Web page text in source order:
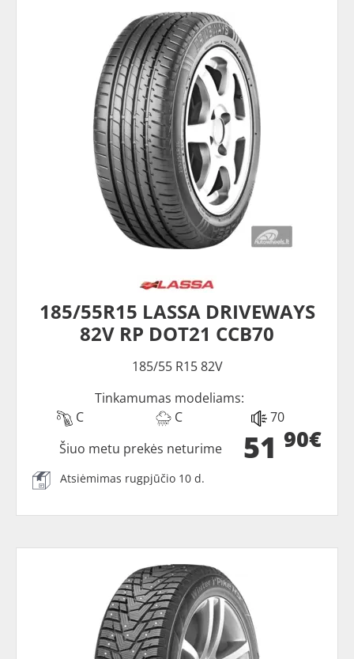
185/55R15 LASSA DRIVEWAYS
82V RP DOT21 CCB70
185/55 R15 82V
Tinkamumas modeliams:
C
C 70
51 90€
Šiuo metu prekės neturime
Atsiėmimas rugpjūčio 10 d.